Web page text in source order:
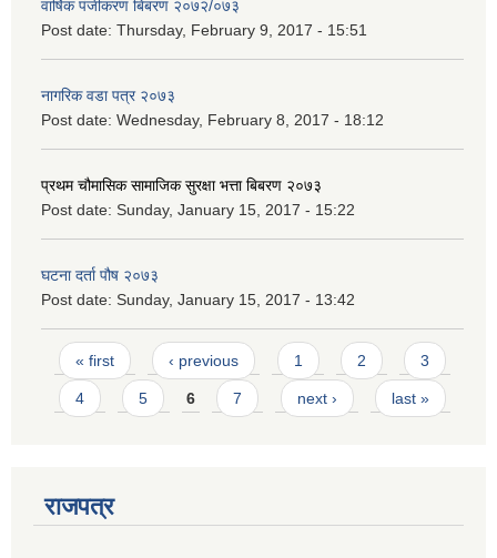
वार्षिक पंजीकरण बिबरण २०७२/०७३
Post date: Thursday, February 9, 2017 - 15:51
नागरिक वडा पत्र २०७३
Post date: Wednesday, February 8, 2017 - 18:12
प्रथम चौमासिक सामाजिक सुरक्षा भत्ता बिबरण २०७३
Post date: Sunday, January 15, 2017 - 15:22
घटना दर्ता पौष २०७३
Post date: Sunday, January 15, 2017 - 13:42
Pages
« first ‹ previous 1 2 3
4 5 6 7 next › last »
राजपत्र